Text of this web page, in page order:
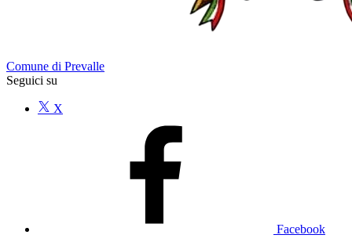
Comune di Prevalle
Seguici su
X
Facebook